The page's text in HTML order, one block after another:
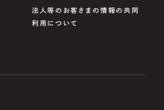
法人等のお客さまの情報の共同
利用について